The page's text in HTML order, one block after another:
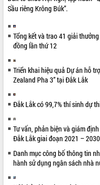
Sầu riêng Krông Búk”.
Tổng kết và trao 41 giải
đồng lần thứ 12
Triển khai hiệu quả Dự án hỗ
Zealand Pha 3” tại Đắk Lắk
Đắk Lắk có 99,7% thí sinh dự
Tư vấn, phản biện và giám
Đắk Lắk giai đoạn 2021 –
Danh mục công bố thông tin
hành sử dụng ngân sách nhà